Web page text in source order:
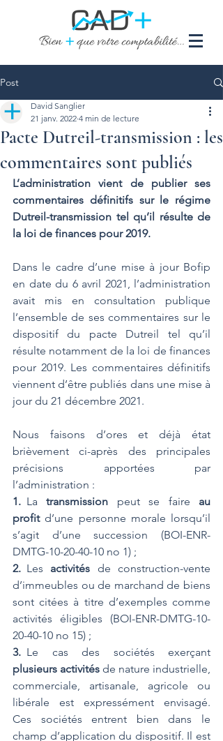
Post
Pacte Dutreil-transmission : les
commentaires sont publiés
David Sanglier
21 janv. 2022 4 min de lecture
L’administration vient de publier ses
commentaires définitifs sur le régime
Dutreil-transmission tel qu’il résulte de
la loi de finances pour 2019.
Dans le cadre d’une mise à jour Bofip
en date du 6 avril 2021, l’administration
avait mis en consultation publique
l’ensemble de ses commentaires sur le
dispositif du pacte Dutreil tel qu’il
résulte notamment de la loi de finances
pour 2019. Les commentaires définitifs
viennent d’être publiés dans une mise à
jour du 21 décembre 2021.
Nous faisons d’ores et déjà état
brièvement ci-après des principales
précisions apportées par
l’administration :
1. La transmission peut se faire au
profit d’une personne morale lorsqu’il
s’agit d’une succession (BOI-ENR-
DMTG-10-20-40-10 no 1) ;
2. Les activités de construction-vente
d’immeubles ou de marchand de biens
sont citées à titre d’exemples comme
activités éligibles (BOI-ENR-DMTG-10-
20-40-10 no 15) ;
3.
plusieurs activités de nature industrielle,
commerciale, artisanale, agricole ou
libérale est expressément envisagé.
Ces sociétés entrent bien dans le
champ d’application du dispositif. Il est